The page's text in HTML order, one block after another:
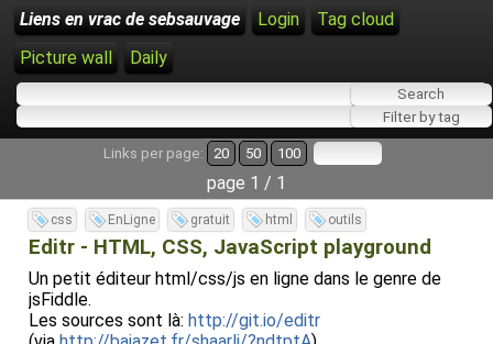
Liens en vrac de sebsauvage Login
Tag cloud
Picture wall
Daily
Links per page: 20 50 100
page 1 / 1
css EnLigne gratuit html outils
Editr - HTML, CSS, JavaScript playground
Un petit éditeur html/css/js en ligne dans le genre de
jsFiddle.
Les sources sont là: http://git.io/editr